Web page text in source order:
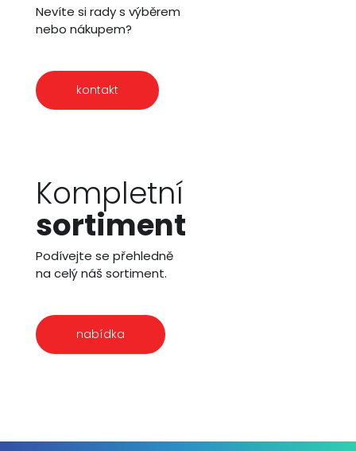
Nevíte si rady s výběrem
nebo nákupem?
kontakt
Kompletní
sortiment
Podívejte se přehledně
na celý náš sortiment.
nabídka